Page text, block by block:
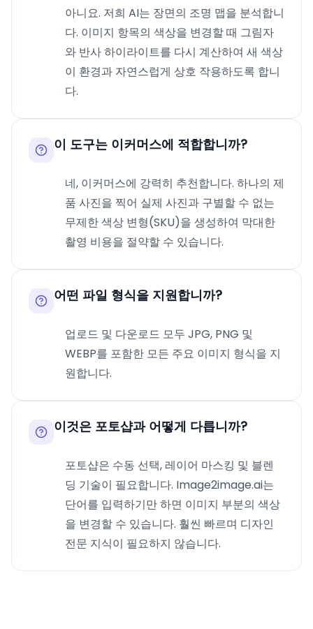
아니요. 저희 AI는 장면의 조명 맵을 분석합니
다. 이미지 항목의 색상을 변경할 때 그림자
와 반사 하이라이트를 다시 계산하여 새 색상
이 환경과 자연스럽게 상호 작용하도록 합니
다.
이 도구는 이커머스에 적합합니까?
네, 이커머스에 강력히 추천합니다. 하나의 제
품 사진을 찍어 실제 사진과 구별할 수 없는
무제한 색상 변형(SKU)을 생성하여 막대한
촬영 비용을 절약할 수 있습니다.
어떤 파일 형식을 지원합니까?
업로드 및 다운로드 모두 JPG, PNG 및
WEBP를 포함한 모든 주요 이미지 형식을 지
원합니다.
이것은 포토샵과 어떻게 다릅니까?
포토샵은 수동 선택, 레이어 마스킹 및 블렌
딩 기술이 필요합니다. Image2image.ai는
단어를 입력하기만 하면 이미지 부분의 색상
을 변경할 수 있습니다. 훨씬 빠르며 디자인
전문 지식이 필요하지 않습니다.